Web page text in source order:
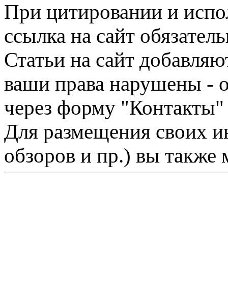
При цитировании и
ссылка на сайт
Статьи на сайт
ваши права нарушены -
через форму "Контакты"
Для размещения своих
обзоров и пр.) вы также